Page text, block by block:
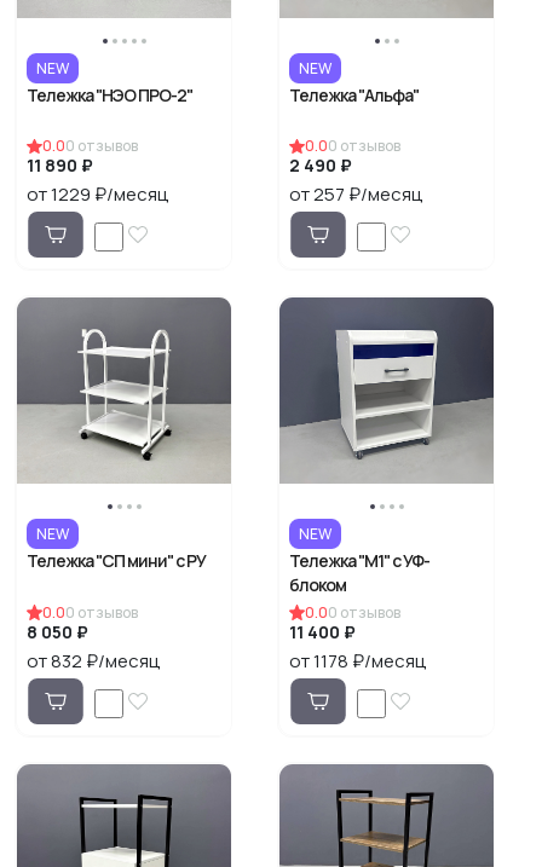
NEW
Тележка "НЭО ПРО-2"
0.00 отзывов
11 890 ₽
от 1229 ₽/месяц
NEW
Тележка "Альфа"
0.00 отзывов
2 490 ₽
от 257 ₽/месяц
NEW
Тележка "СП мини" с РУ
0.00 отзывов
8 050 ₽
от 832 ₽/месяц
NEW
Тележка "М1" с УФ-
блоком
0.00 отзывов
11 400 ₽
от 1178 ₽/месяц